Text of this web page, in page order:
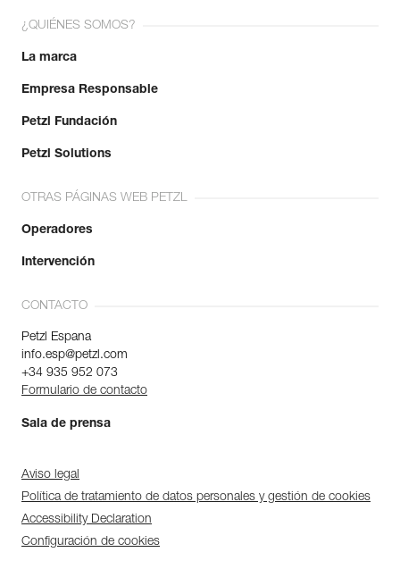
¿QUIÉNES SOMOS?
La marca
Empresa Responsable
Petzl Fundación
Petzl Solutions
OTRAS PÁGINAS WEB PETZL
Operadores
Intervención
CONTACTO
Petzl Espana
info.esp@petzl.com
+34 935 952 073
Formulario de contacto
Sala de prensa
Aviso legal
Política de tratamiento de datos personales y gestión de cookies
Accessibility Declaration
Configuración de cookies